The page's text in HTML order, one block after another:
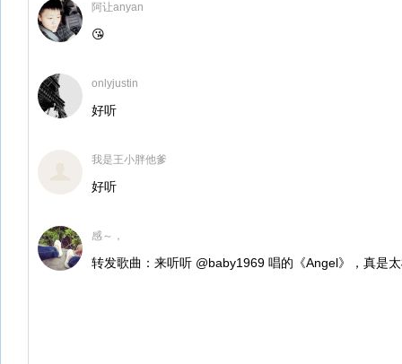
阿让anyan
😘
onlyjustin
好听
我是王小胖他爹
好听
感～，
转发歌曲：来听听 @baby1969 唱的《Angel》，真是